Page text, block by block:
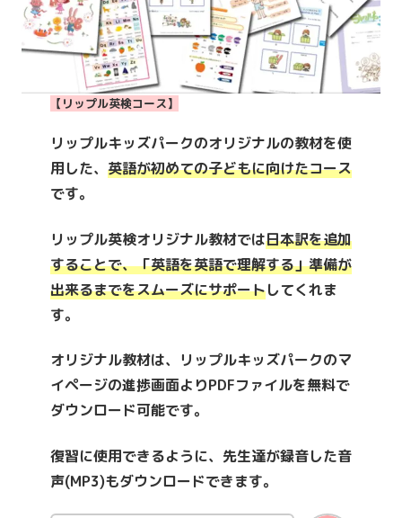
【リップル英検コース】
リップルキッズパークのオリジナルの教材を使
用した、 英語が初めての子どもに向けたコース
です。
リップル英検オリジナル教材では日本訳を追加
することで、「英語を英語で理解する」準備が
出来るまでをスムーズにサポートしてくれま
す。
オリジナル教材は、リップルキッズパークのマ
イページの進捗画面よりPDFファイルを無料で
ダウンロード可能です。
復習に使用できるように、先生達が録音した音
声(MP3)もダウンロードできます。